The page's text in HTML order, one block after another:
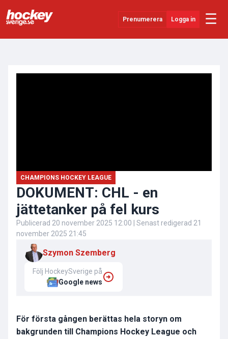
Prenumerera Logga in ☰
CHAMPIONS HOCKEY LEAGUE
DOKUMENT: CHL - en
jättetanker på fel kurs
Publicerad 20 november 2025 12:00 | Senast redigerad 21
november 2025 21:45
Szymon Szemberg
Följ HockeySverige på
Google news
För första gången berättas hela storyn om
bakgrunden till Champions Hockey League och